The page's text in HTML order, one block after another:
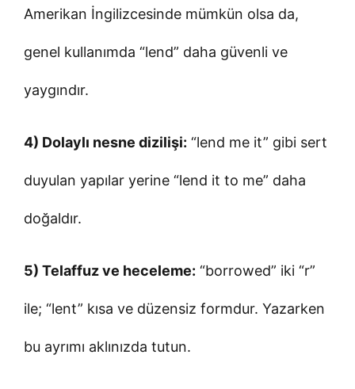
Amerikan İngilizcesinde mümkün olsa da,
genel kullanımda “lend” daha güvenli ve
yaygındır.
4) Dolaylı nesne dizilişi: “lend me it” gibi sert
duyulan yapılar yerine “lend it to me” daha
doğaldır.
5) Telaffuz ve heceleme: “borrowed” iki “r”
ile; “lent” kısa ve düzensiz formdur. Yazarken
bu ayrımı aklınızda tutun.